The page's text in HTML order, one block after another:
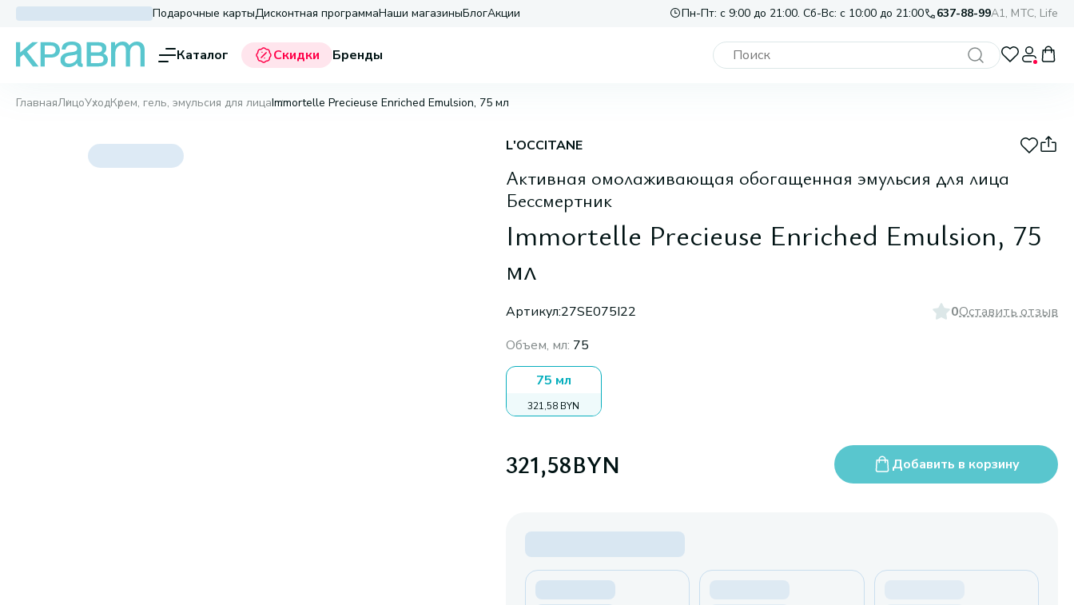
Подарочные картыДисконтная программаНаши магазиныБлогАкции Пн-Пт: с 9:00 до 21:00. Сб-Вс: с 10:00 до 21:00 637-88-99A1, МТС, Life
Каталог Скидки Бренды
ГлавнаяЛицоУходКрем, гель, эмульсия для лицаImmortelle Precieuse Enriched Emulsion, 75 мл
L'OCCITANE
Активная омолаживающая обогащенная эмульсия для лица
Бессмертник
Immortelle Precieuse Enriched Emulsion, 75
мл
Артикул:27SE075I22 0Оставить отзыв
Объем, мл: 75
75 мл
321,58 BYN
321,58BYN Добавить в корзину